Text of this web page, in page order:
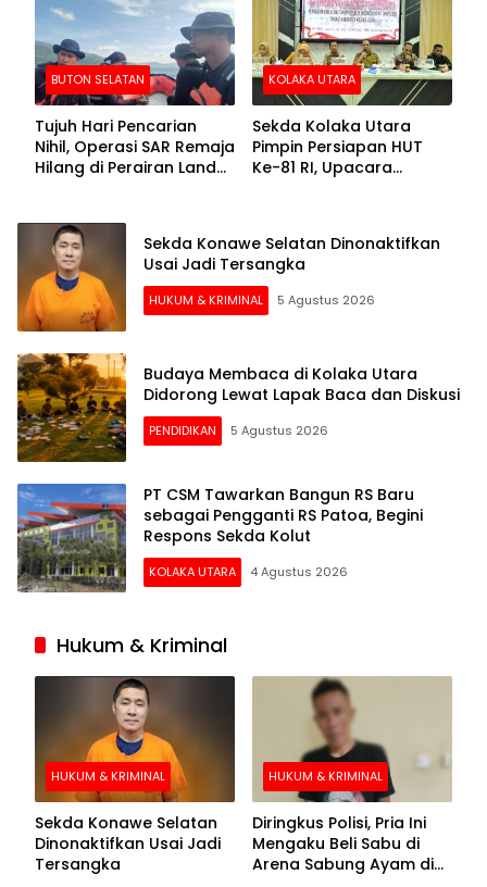
BUTON SELATAN
Tujuh Hari Pencarian
Nihil, Operasi SAR Remaja
Hilang di Perairan Lande
KOLAKA UTARA
Sekda Kolaka Utara
Pimpin Persiapan HUT
Ke-81 RI, Upacara
Sekda Konawe Selatan Dinonaktifkan
Usai Jadi Tersangka
HUKUM & KRIMINAL 5 Agustus 2026
Budaya Membaca di Kolaka Utara
Didorong Lewat Lapak Baca dan Diskusi
PENDIDIKAN 5 Agustus 2026
PT CSM Tawarkan Bangun RS Baru
sebagai Pengganti RS Patoa, Begini
Respons Sekda Kolut
KOLAKA UTARA 4 Agustus 2026
Hukum & Kriminal
HUKUM & KRIMINAL
Sekda Konawe Selatan
Dinonaktifkan Usai Jadi
Tersangka
HUKUM & KRIMINAL
Diringkus Polisi, Pria Ini
Mengaku Beli Sabu di
Arena Sabung Ayam di